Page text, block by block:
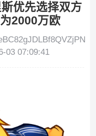
优先选择双方
2000万欧
03 07:09:41